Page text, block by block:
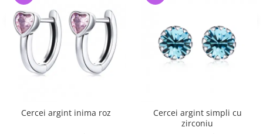
Cercei argint inima roz
Cercei argint simpli cu
zirconiu